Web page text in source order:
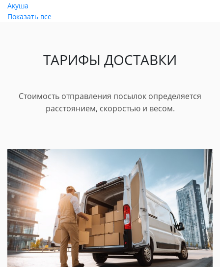
Акуша
Показать все
ТАРИФЫ ДОСТАВКИ
Стоимость отправления посылок определяется
расстоянием, скоростью и весом.